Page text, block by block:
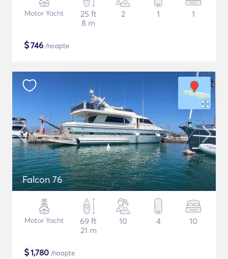
Motor Yacht
25 ft
8 m
2 1 1
$746 /noapte
Falcon 76
Motor Yacht
69 ft
21 m
10 4 10
$1,780 /noapte